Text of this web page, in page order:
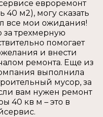
евроремонт
м2), могу сказать
все мои ожидания!
за трехмерную
помогает
и внести
ремонта. Еще из
выполнила
мусор, за
вам нужен ремонт
40 кв м – это в